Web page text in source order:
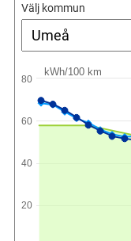
Välj kommun
kWh/100 km
20
40
60
80